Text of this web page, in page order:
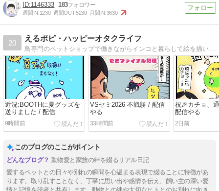
1146333 183
週間IN:1230 週間OUT:5230 月間IN:3630
20
えるポピ・ハッピーオタクライフ
近況:BOOTHに夏グッズを
送りました / 配信
9時間前
VSセミ2026 不戦勝 / 配信
やる
33時間前
祝🎉カチョ、
配信やる
2日前
このブログのここがポイント
動物愛と家族の絆を綴るリアル日記
愛するペットとの日々や別れの瞬間を心温まる表現で綴ることに特徴があ
ります。取り乱すことなく、丁寧に思い出や感情を伝え、飼い主の深い愛